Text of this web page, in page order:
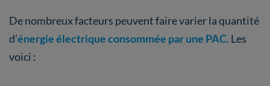
De nombreux facteurs peuvent faire varier la quantité
d’énergie électrique consommée par une PAC. Les
voici :